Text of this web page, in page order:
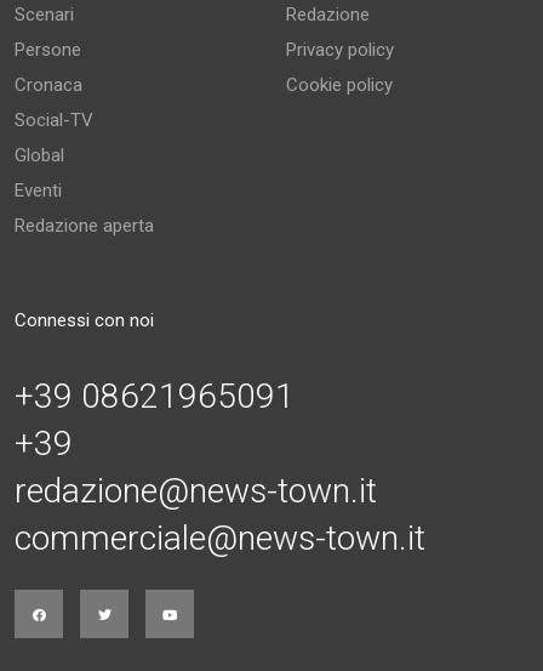
Scenari
Persone
Cronaca
Social-TV
Global
Eventi
Redazione aperta
Redazione
Privacy policy
Cookie policy
Connessi con noi
+39 08621965091
+39
redazione@news-town.it
commerciale@news-town.it